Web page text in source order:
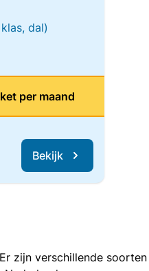
dal)
per maand
Bekijk
zijn verschillende